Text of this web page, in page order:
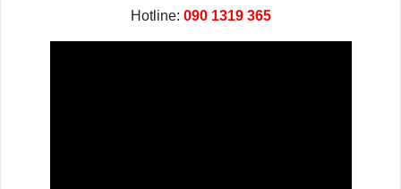
Hotline: 090 1319 365